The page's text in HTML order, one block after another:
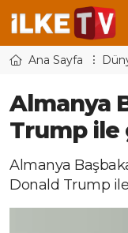
Ana Sayfa
Almanya
Trump ile
Almanya
Donald Trump